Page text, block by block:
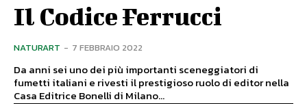
Il Codice Ferrucci
NATURART - 7 FEBBRAIO 2022
Da anni sei uno dei più importanti sceneggiatori di
fumetti italiani e rivesti il prestigioso ruolo di editor nella
Casa Editrice Bonelli di Milano...